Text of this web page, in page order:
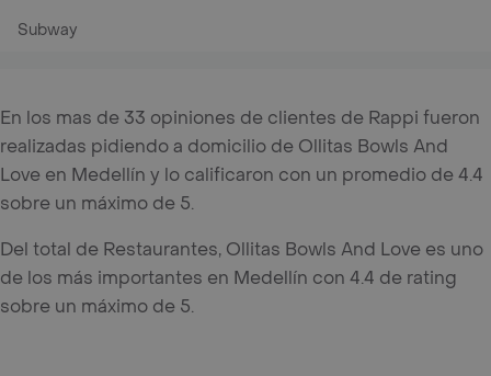
Subway
En los mas de 33 opiniones de clientes de Rappi fueron
realizadas pidiendo a domicilio de Ollitas Bowls And
Love en Medellín y lo calificaron con un promedio de 4.4
sobre un máximo de 5.
Del total de Restaurantes, Ollitas Bowls And Love es uno
de los más importantes en Medellín con 4.4 de rating
sobre un máximo de 5.